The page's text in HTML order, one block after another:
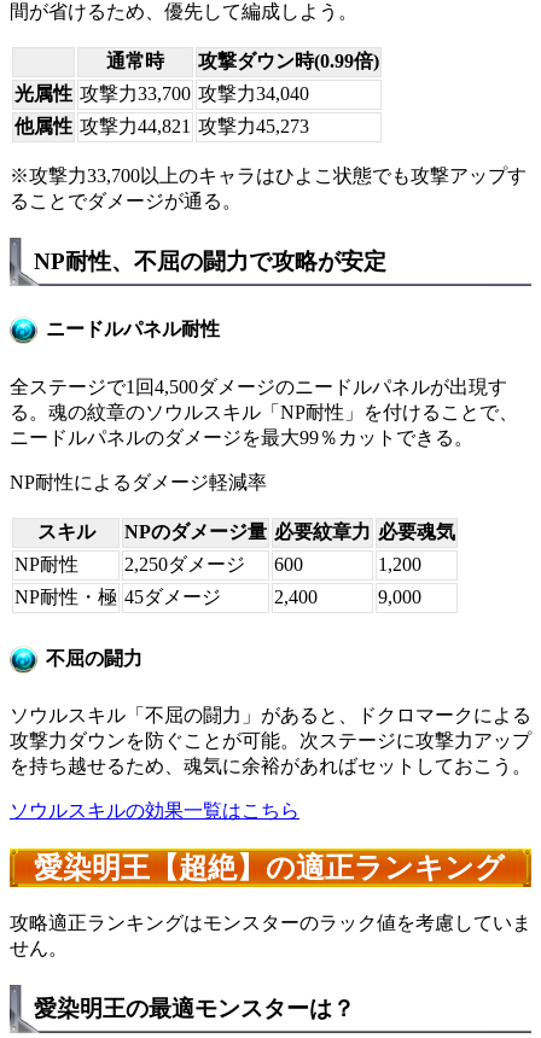
間が省けるため、優先して編成しよう。
通常時
攻撃ダウン時(0.99倍)
光属性 攻撃力33,700 攻撃力34,040
他属性 攻撃力44,821 攻撃力45,273
※攻撃力33,700以上のキャラはひよこ状態でも攻撃アップす
ることでダメージが通る。
NP耐性、不屈の闘力で攻略が安定
ニードルパネル耐性
全ステージで1回4,500ダメージのニードルパネルが出現す
る。魂の紋章のソウルスキル「NP耐性」を付けることで、
ニードルパネルのダメージを最大99％カットできる。
NP耐性によるダメージ軽減率
スキル NPのダメージ量 必要紋章力 必要魂気
NP耐性
2,250ダメージ 600
1,200
NP耐性・極 45ダメージ 2,400 9,000
不屈の闘力
ソウルスキル「不屈の闘力」があると、ドクロマークによる
攻撃力ダウンを防ぐことが可能。次ステージに攻撃力アップ
を持ち越せるため、魂気に余裕があればセットしておこう。
ソウルスキルの効果一覧はこちら
愛染明王【超絶】の適正ランキング
攻略適正ランキングはモンスターのラック値を考慮していま
せん。
愛染明王の最適モンスターは？